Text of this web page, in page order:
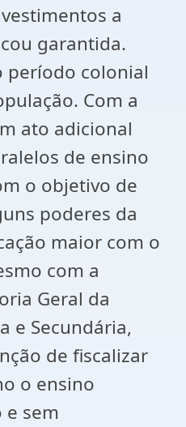
a
garantida.
período colonial
Com a
ato adicional
de ensino
o objetivo de
poderes da
maior com o
com a
Geral da
e Secundária,
de fiscalizar
o ensino
sem